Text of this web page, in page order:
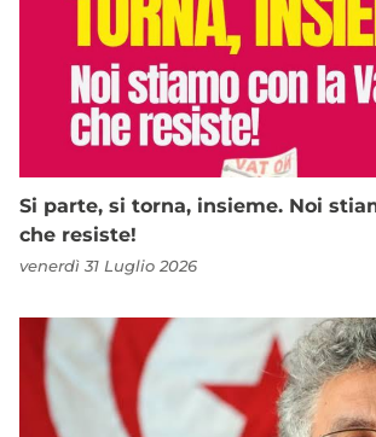
Si parte, si torna, insieme. Noi
che resiste!
venerdì 31 Luglio 2026